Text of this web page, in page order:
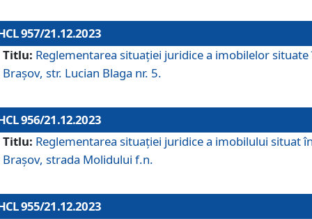
957/21.12.2023
Titlu: Reglementarea situației juridice a imobilelor situate
Brașov, str. Lucian Blaga nr. 5.
956/21.12.2023
Titlu: Reglementarea situației juridice a imobilului situat
Brașov, strada Molidului f.n.
955/21.12.2023